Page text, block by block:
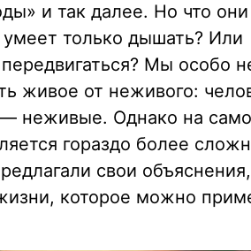
и так далее. Но что они
только дышать? Или
Мы особо
живое от неживого:
неживые. Однако на
гораздо более
свои
которое можно